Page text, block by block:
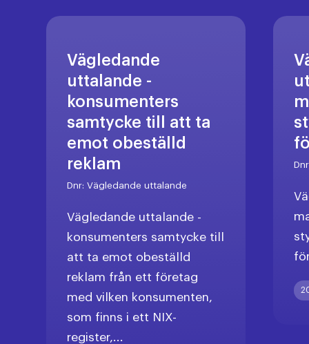
Vägledande
uttalande -
konsumenters
samtycke till att ta
emot obeställd
reklam
Dnr:Vägledande uttalande
Vägledande uttalande -
konsumenters samtycke till
att ta emot obeställd
reklam från ett företag
med vilken konsumenten,
som finns i ett NIX-
register,...